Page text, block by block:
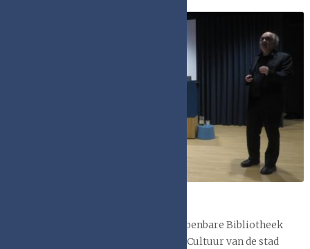
belangstellenden uitgenodigd in de Openbare Bibliotheek
Deventer. Dr. Rik Van Daele, directeur Cultuur van de stad